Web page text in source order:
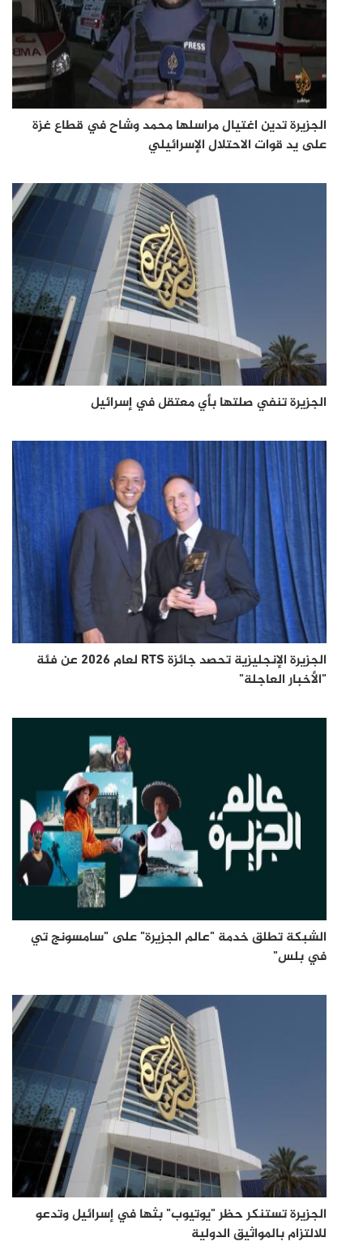
الجزيرة تدين اغتيال مراسلها محمد وشاح في قطاع غزة
على يد قوات الاحتلال الإسرائيلي
الجزيرة تنفي صلتها بأي معتقل في إسرائيل
الجزيرة الإنجليزية تحصد جائزة RTS لعام 2026 عن فئة
"الأخبار العاجلة"
الشبكة تطلق خدمة "عالم الجزيرة" على "سامسونج تي
في بلس"
الجزيرة تستنكر حظر "يوتيوب" بثها في إسرائيل وتدعو
للالتزام بالمواثيق الدولية